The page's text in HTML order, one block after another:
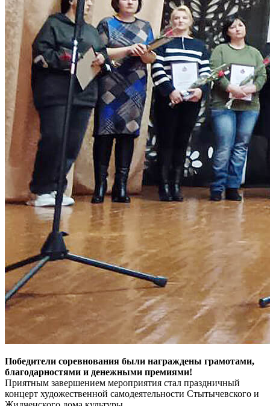
Победители соревнования были награждены грамотами,
благодарностями и денежными премиями!
Приятным завершением мероприятия стал праздничный
концерт художественной самодеятельности Стытычевского и